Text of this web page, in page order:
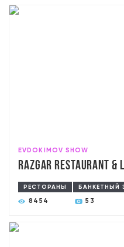
EVDOKIMOV SHOW
RAZGAR Restaurant &
РЕСТОРАНЫ БАНКЕТНЫЙ
8454 53